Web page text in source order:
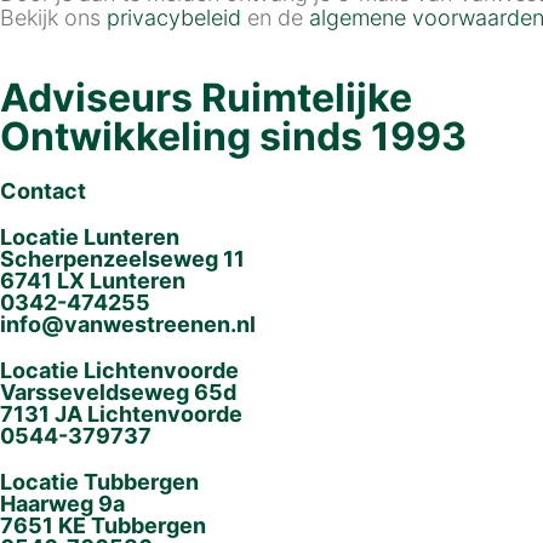
Bekijk ons privacybeleid en de algemene voorwaarden
Adviseurs Ruimtelijke
Ontwikkeling sinds 1993
Contact
Locatie Lunteren
Scherpenzeelseweg 11
6741 LX Lunteren
0342-474255
info@vanwestreenen.nl
Locatie Lichtenvoorde
Varsseveldseweg 65d
7131 JA Lichtenvoorde
0544-379737
Locatie Tubbergen
Haarweg 9a
7651 KE Tubbergen